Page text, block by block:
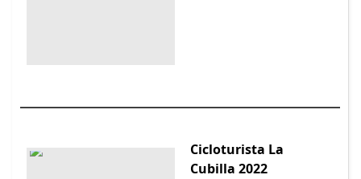
Cicloturista La
Cubilla 2022